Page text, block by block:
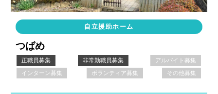
自立援助ホーム
つばめ
正職員募集 非常勤職員募集
アルバイト募集
インターン募集
ボランティア募集 その他募集